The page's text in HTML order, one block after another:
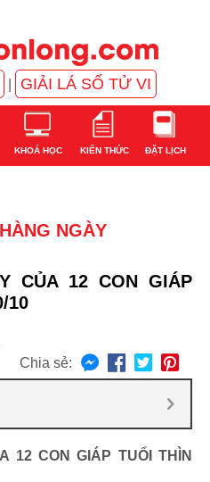
GIẢI LÁ SỐ TỬ VI
KHOÁ HỌC KIẾN THỨC ĐẶT LỊCH
NGÀY
CỦA 12 CON GIÁP
10
Chia sẻ:
12 CON GIÁP TUỔI THÌN